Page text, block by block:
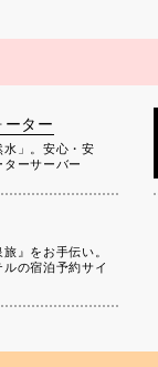
ーター
」。安心・安
ーサーバー
』をお手伝い。
の宿泊予約サイ